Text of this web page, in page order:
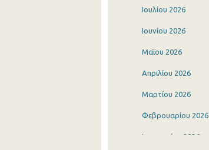
Ιουλίου 2026
Ιουνίου 2026
Μαΐου 2026
Απριλίου 2026
Μαρτίου 2026
Φεβρουαρίου 2026
Ιανουαρίου 2026